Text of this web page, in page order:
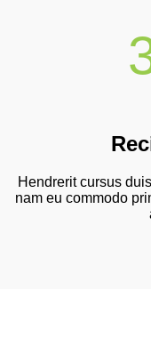
Hendrerit cursus
nam eu commodo